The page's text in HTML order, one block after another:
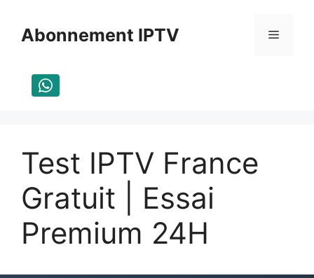
contenuAbonnement IPTV Menu
Test IPTV France
Gratuit | Essai
Premium 24H